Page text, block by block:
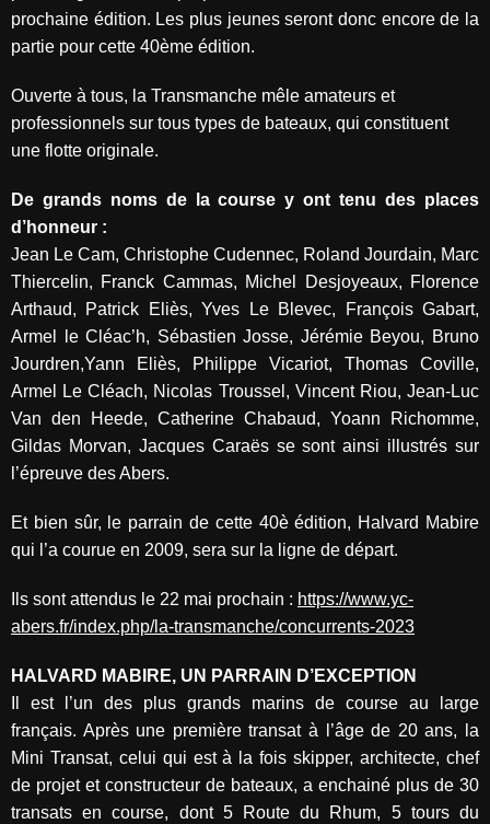
prochaine édition. Les plus jeunes seront donc encore de la
partie pour cette 40ème édition.
Ouverte à tous, la Transmanche mêle amateurs et
professionnels sur tous types de bateaux, qui constituent
une flotte originale.
De grands noms de la course y ont tenu des places
d’honneur :
Jean Le Cam, Christophe Cudennec, Roland Jourdain, Marc
Thiercelin, Franck Cammas, Michel Desjoyeaux, Florence
Arthaud, Patrick Eliès, Yves Le Blevec, François Gabart,
Armel le Cléac’h, Sébastien Josse, Jérémie Beyou, Bruno
Jourdren,Yann Eliès, Philippe Vicariot, Thomas Coville,
Armel Le Cléach, Nicolas Troussel, Vincent Riou, Jean-Luc
Van den Heede, Catherine Chabaud, Yoann Richomme,
Gildas Morvan, Jacques Caraës se sont ainsi illustrés sur
l’épreuve des Abers.
Et bien sûr, le parrain de cette 40è édition, Halvard Mabire
qui l’a courue en 2009, sera sur la ligne de départ.
Ils sont attendus le 22 mai prochain : https://www.yc-
abers.fr/index.php/la-transmanche/concurrents-2023
HALVARD MABIRE, UN PARRAIN D’EXCEPTION
Il est l’un des plus grands marins de course au large
français. Après une première transat à l’âge de 20 ans, la
Mini Transat, celui qui est à la fois skipper, architecte, chef
de projet et constructeur de bateaux, a enchainé plus de 30
transats en course, dont 5 Route du Rhum, 5 tours du